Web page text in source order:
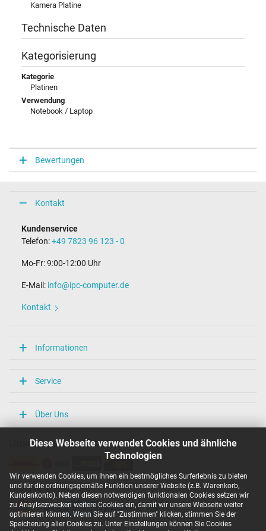
Diese Webseite verwendet Cookies und ähnliche
Technologien
Wir verwenden Cookies, um Ihnen ein bestmögliches Surferlebnis zu bieten
und für die ordnungsgemäße Funktion unserer Website (z.B. Warenkorb,
Kundenkonto). Neben diesen notwendigen funktionalen Cookies setzen wir
zu Anaylsezwecken weitere Cookies ein, damit wir unsere Webseite weiter
optimieren können. Wenn Sie auf "Zustimmen" klicken, stimmen Sie der
Speicherung aller Cookies zu. Unter Einstellungen können Sie Cookies
Kamera Platine
Technische Daten
Kategorisierung
Kategorie
Platinen
Verwendung
Notebook / Laptop
Bewertungen
Kontakt
Kundenservice
Telefon:+49 7823 96 123 - 0
Mo-Fr: 9:00-12:00 Uhr
E-Mail: info@ipc-computer.de
Kontakt
Informationen
Service
Über Uns
Unsere Versandarten
Unsere Zahlarten